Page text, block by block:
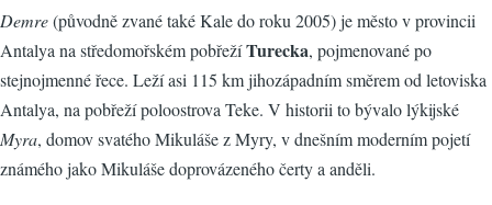
Demre(původně zvané také Kale do roku 2005) je město v provincii
Antalya na středomořském pobřežíTurecka, pojmenované po
stejnojmenné řece. Leží asi 115 km jihozápadním směrem od letoviska
Antalya, na pobřeží poloostrova Teke. V historii to bývalo lýkijské
Myra, domov svatého Mikuláše z Myry, v dnešním moderním pojetí
známého jako Mikuláše doprovázeného čerty a anděli.